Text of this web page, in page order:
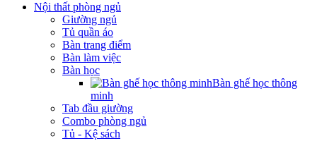
Nội thất phòng ngủ
Giường ngủ
Tủ quần áo
Bàn trang điểm
Bàn làm việc
Bàn học
Bàn ghế học thông
minh
Tab đầu giường
Combo phòng ngủ
Tủ - Kệ sách